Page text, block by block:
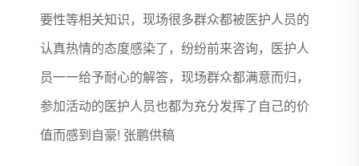
要性等相关知识，现场很多群众都被医护人员的
认真热情的态度感染了，纷纷前来咨询，医护人
员一一给予耐心的解答，现场群众都满意而归，
参加活动的医护人员也都为充分发挥了自己的价
值而感到自豪! 张鹏供稿